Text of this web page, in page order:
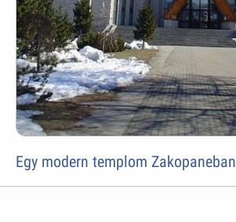
Egy modern templom Zakopaneban